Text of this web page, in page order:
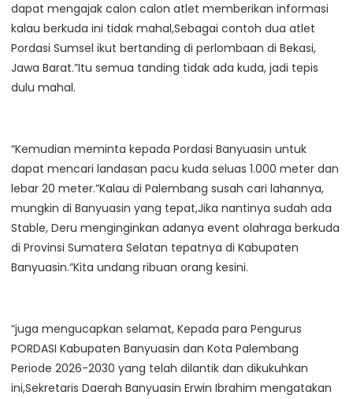
dapat mengajak calon calon atlet memberikan informasi
kalau berkuda ini tidak mahal,Sebagai contoh dua atlet
Pordasi Sumsel ikut bertanding di perlombaan di Bekasi,
Jawa Barat.”Itu semua tanding tidak ada kuda, jadi tepis
dulu mahal.
“Kemudian meminta kepada Pordasi Banyuasin untuk
dapat mencari landasan pacu kuda seluas 1.000 meter dan
lebar 20 meter.”Kalau di Palembang susah cari lahannya,
mungkin di Banyuasin yang tepat,Jika nantinya sudah ada
Stable, Deru menginginkan adanya event olahraga berkuda
di Provinsi Sumatera Selatan tepatnya di Kabupaten
Banyuasin.”Kita undang ribuan orang kesini.
“juga mengucapkan selamat, Kepada para Pengurus
PORDASI Kabupaten Banyuasin dan Kota Palembang
Periode 2026-2030 yang telah dilantik dan dikukuhkan
ini,Sekretaris Daerah Banyuasin Erwin Ibrahim mengatakan